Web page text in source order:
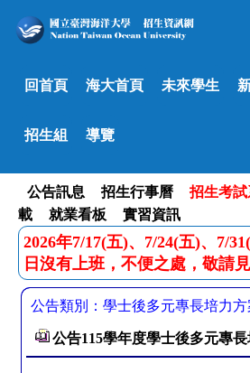
回首頁 海大首頁 未來學生
招生組 導覽
公告訊息 招生行事曆 招生考
載
就業看板 實習資訊
2026年7/17(五)、7/24(五)、7/
日沒有上班，不便之處，敬請見
公告類別：學士後多元專長培力方
公告115學年度學士後多元專